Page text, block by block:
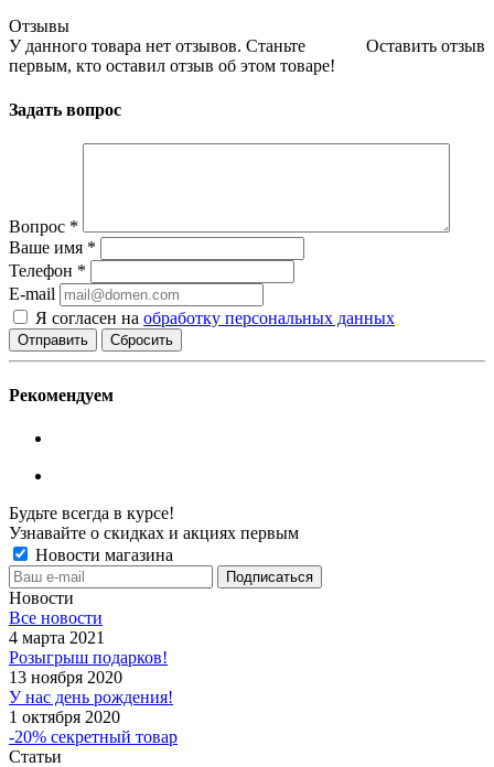
Отзывы
Оставить отзыв
У данного товара нет отзывов. Станьте
первым, кто оставил отзыв об этом товаре!
Задать вопрос
Вопрос *
Ваше имя *
Телефон *
E-mail
Я согласен на обработку персональных данных
Сбросить
Рекомендуем
Будьте всегда в курсе!
Узнавайте о скидках и акциях первым
Новости магазина
Новости
Все новости
4 марта 2021
Розыгрыш подарков!
13 ноября 2020
У нас день рождения!
1 октября 2020
-20% секретный товар
Статьи